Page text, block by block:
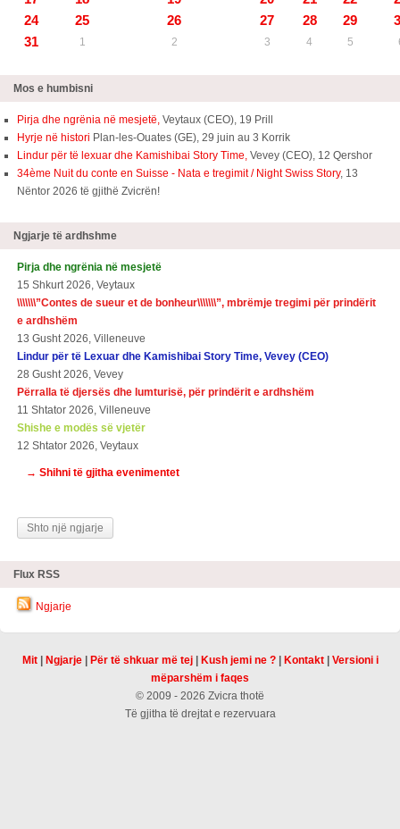
24
25 26 27 28 29
31
1 2 3 4 5
Mos e humbisni
Pirja dhe ngrënia në mesjetë, Veytaux (CEO), 19 Prill
Hyrje në histori Plan-les-Ouates (GE), 29 juin au 3 Korrik
Lindur për të lexuar dhe Kamishibai Story Time, Vevey (CEO), 12 Qershor
34ème Nuit du conte en Suisse - Nata e tregimit / Night Swiss Story, 13
Nëntor 2026 të gjithë Zvicrën!
Ngjarje të ardhshme
Pirja dhe ngrënia në mesjetë
15 Shkurt 2026, Veytaux
\\\\\\\”Contes de sueur et de bonheur\\\\\\\”, mbrëmje tregimi për prindërit
e ardhshëm
13 Gusht 2026, Villeneuve
Lindur për të Lexuar dhe Kamishibai Story Time, Vevey (CEO)
28 Gusht 2026, Vevey
Përralla të djersës dhe lumturisë, për prindërit e ardhshëm
11 Shtator 2026, Villeneuve
Shishe e modës së vjetër
12 Shtator 2026, Veytaux
→ Shihni të gjitha evenimentet
Shto një ngjarje
Flux RSS
Ngjarje
Mit| Ngjarje| Për të shkuar më tej| Kush jemi ne ?| Kontakt| Versioni i
mëparshëm i faqes
© 2009 - 2026 Zvicra thotë
Të gjitha të drejtat e rezervuara